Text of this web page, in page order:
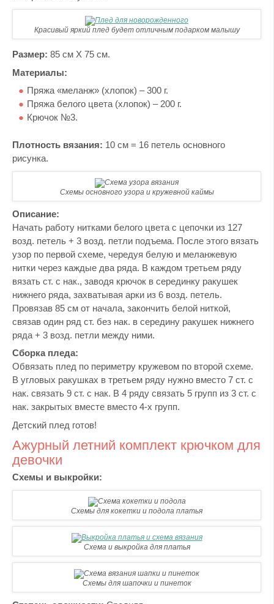
Красивый яркий плед будет отличным подарком малышу
Размер: 85 см Х 75 см.
Материалы:
Пряжа «меланж» (хлопок) – 300 г.
Пряжа белого цвета (хлопок) – 200 г.
Крючок №3.
Плотность вязания: 10 см = 16 петель основного
рисунка.
Схемы основного узора и кружевной каймы
Описание:
Начать работу нитками белого цвета с цепочки из 127
возд. петель + 3 возд. петли подъема. После этого вязать
узор по первой схеме, чередуя белую и меланжевую
нитки через каждые два ряда. В каждом третьем ряду
вязать ст. с нак., заводя крючок в серединку ракушек
нижнего ряда, захватывая арки из 6 возд. петель.
Провязав 85 см от начала, закончить белой ниткой,
связав один ряд ст. без нак. в середину ракушек нижнего
ряда + 3 возд. петли между ними.
Сборка пледа:
Обвязать плед по периметру кружевом по второй схеме.
В угловых ракушках в третьем ряду нужно вместо 7 ст. с
нак. связать 9 ст. с нак. В 4 ряду связать 5 групп из 3 ст. с
нак. закрытых вместе вместо 4-х групп.
Детский плед готов!
Ажурный летний комплект крючком для
девочки
Схемы и выкройки:
Схемы для кокетки и подола платья
Схема и выкройка для платья
Схемы для шапочки и пинеток